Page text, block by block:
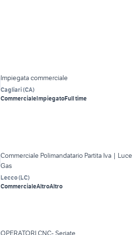
Impiegata commerciale
Cagliari(CA)
CommercialeImpiegatoFull time
Commerciale Polimandatario Partita Iva | Luce
Gas
Lecco(LC)
CommercialeAltroAltro
OPERATORI CNC- Seriate